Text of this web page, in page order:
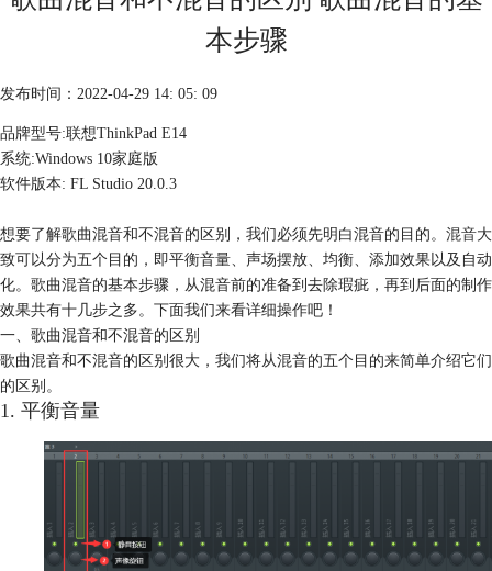
本步骤
发布时间：2022-04-29 14: 05: 09
品牌型号:联想ThinkPad E14
系统:Windows 10家庭版
软件版本: FL Studio 20.0.3
想要了解歌曲混音和不混音的区别，我们必须先明白混音的目的。 混音大
致可以分为五个目的，即平衡音量、声场摆放、均衡、添加效果以及自动
化。歌曲混音的基本步骤，从混音前的准备到去除瑕疵，再到后面的制作
效果共有十几步之多。下面我们来看详细操作吧！
一、歌曲混音和不混音的区别
歌曲混音和不混音的区别很大，我们将从混音的五个目的来简单介绍它们
的区别。
1. 平衡音量